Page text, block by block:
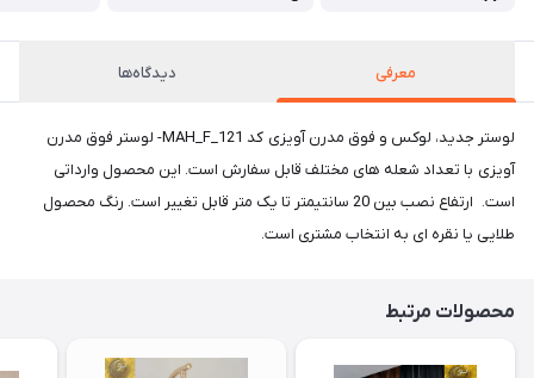
معرفی دیدگاه‌ها
لوستر جدید، لوکس و فوق مدرن آویزی کد MAH_F_121- لوستر فوق مدرن
آویزی با تعداد شعله های مختلف قابل سفارش است. این محصول وارداتی
است. ارتفاع نصب بین 20 سانتیمتر تا یک متر قابل تغییر است. رنگ محصول
طلایی یا نقره ای به انتخاب مشتری است.
محصولات مرتبط